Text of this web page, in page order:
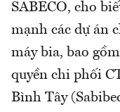
SABECO, cho
mạnh các dự án
máy bia, bao
quyền chi phối
Bình Tây